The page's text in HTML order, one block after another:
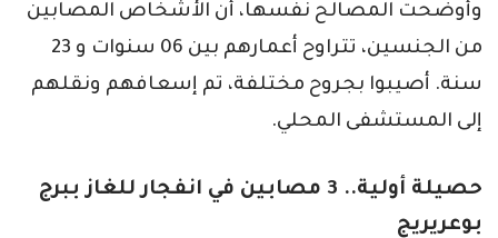
وأوضحت المصالح نفسها، أن الأشخاص المصابين
من الجنسين، تتراوح أعمارهم بين 06 سنوات و 23
سنة. أصيبوا بجروح مختلفة، تم إسعافهم ونقلهم
إلى المستشفى المحلي.
حصيلة أولية.. 3 مصابين في انفجار للغاز ببرج
بوعريريج